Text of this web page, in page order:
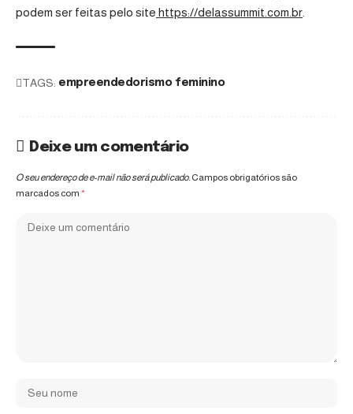
podem ser feitas pelo site https://delassummit.com.br
TAGS: empreendedorismo feminino
Deixe um comentário
O seu endereço de e-mail não será publicado. Campos obrigatórios são
marcados com *